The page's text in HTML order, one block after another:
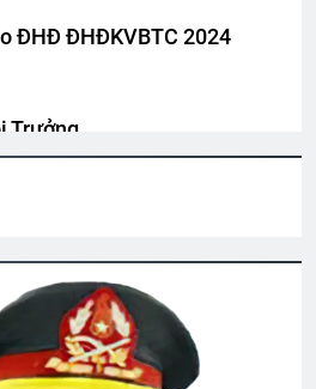
005/TH nhiệm kỳ 2024-2026
XUÂN NÀY, TA NGỒI CHỜ ĐỢI
Nguyễn Thành Chức K22
ĐHĐ ĐHĐKVBTC 2024
Trưởng